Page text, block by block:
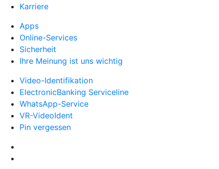
Karriere
Apps
Online-Services
Sicherheit
Ihre Meinung ist uns wichtig
Video-Identifikation
ElectronicBanking Serviceline
WhatsApp-Service
VR-VideoIdent
Pin vergessen